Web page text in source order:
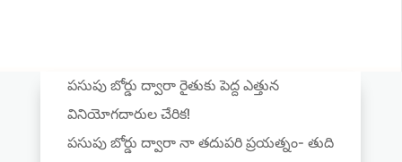
పసుపు బోర్డు ద్వారా రైతుకు పెద్ద ఎత్తున
వినియోగదారుల చేరిక!
పసుపు బోర్డు ద్వారా నా తదుపరి ప్రయత్నం- తుది